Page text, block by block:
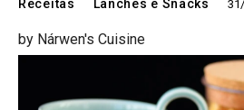
Receitas Lanches e Snacks
by Nárwen's Cuisine